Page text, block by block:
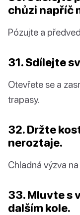
chůzi napříč
Pózujte a
31. Sdílejte
Otevřete se a
trapasy.
32. Držte
neroztaje.
Chladná výzva
33. Mluvte s
dalším kole.